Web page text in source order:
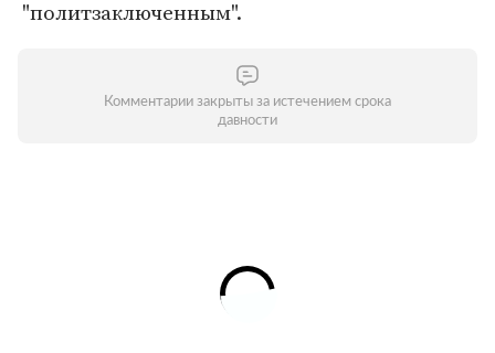
"политзаключенным".
Комментарии закрыты за истечением срока
давности